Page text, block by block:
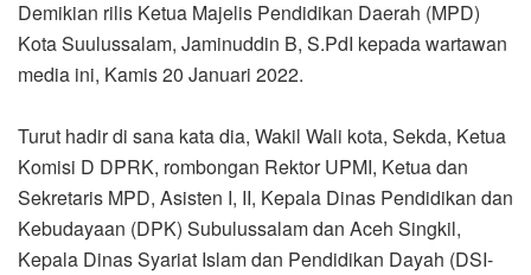
Demikian rilis Ketua Majelis Pendidikan Daerah (MPD)
Kota Suulussalam, Jaminuddin B, S.PdI kepada wartawan
media ini, Kamis 20 Januari 2022.
Turut hadir di sana kata dia, Wakil Wali kota, Sekda, Ketua
Komisi D DPRK, rombongan Rektor UPMI, Ketua dan
Sekretaris MPD, Asisten I, II, Kepala Dinas Pendidikan dan
Kebudayaan (DPK) Subulussalam dan Aceh Singkil,
Kepala Dinas Syariat Islam dan Pendidikan Dayah (DSI-